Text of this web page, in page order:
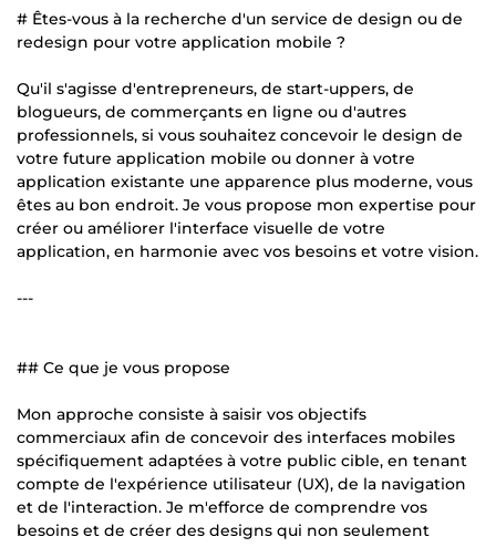
# Êtes-vous à la recherche d'un service de design ou de
redesign pour votre application mobile ?
Qu'il s'agisse d'entrepreneurs, de start-uppers, de
blogueurs, de commerçants en ligne ou d'autres
professionnels, si vous souhaitez concevoir le design de
votre future application mobile ou donner à votre
application existante une apparence plus moderne, vous
êtes au bon endroit. Je vous propose mon expertise pour
créer ou améliorer l'interface visuelle de votre
application, en harmonie avec vos besoins et votre vision.
---
## Ce que je vous propose
Mon approche consiste à saisir vos objectifs
commerciaux afin de concevoir des interfaces mobiles
spécifiquement adaptées à votre public cible, en tenant
compte de l'expérience utilisateur (UX), de la navigation
et de l'interaction. Je m'efforce de comprendre vos
besoins et de créer des designs qui non seulement